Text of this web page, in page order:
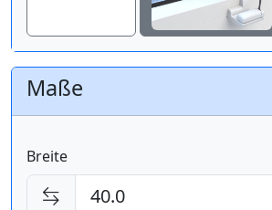
Maße
Breite